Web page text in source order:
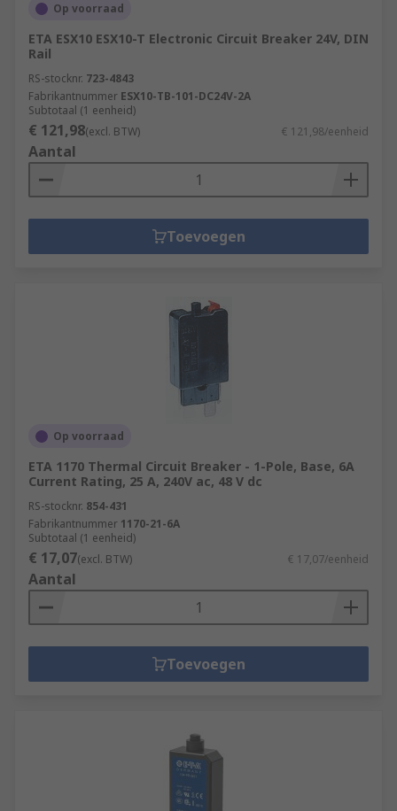
Op voorraad
ETA ESX10 ESX10-T Electronic Circuit Breaker 24V, DIN
Rail
RS-stocknr. 723-4843
Fabrikantnummer ESX10-TB-101-DC24V-2A
Subtotaal (1 eenheid)
€ 121,98(excl. BTW) € 121,98/eenheid
Aantal
Toevoegen
Op voorraad
ETA 1170 Thermal Circuit Breaker - 1-Pole, Base, 6A
Current Rating, 25 A, 240V ac, 48 V dc
RS-stocknr. 854-431
Fabrikantnummer 1170-21-6A
Subtotaal (1 eenheid)
€ 17,07(excl. BTW) € 17,07/eenheid
Aantal
Toevoegen